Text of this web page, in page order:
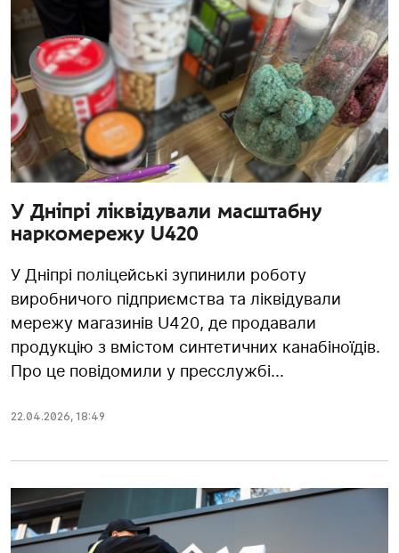
У Дніпрі ліквідували масштабну
наркомережу U420
У Дніпрі поліцейські зупинили роботу
виробничого підприємства та ліквідували
мережу магазинів U420, де продавали
продукцію з вмістом синтетичних канабіноїдів.
Про це повідомили у пресслужбі...
22.04.2026, 18:49